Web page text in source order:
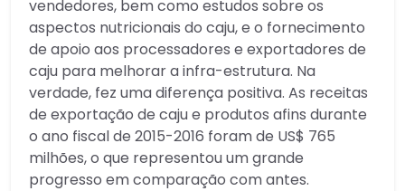
vendedores, bem como estudos sobre os
aspectos nutricionais do caju, e o fornecimento
de apoio aos processadores e exportadores de
caju para melhorar a infra-estrutura. Na
verdade, fez uma diferença positiva. As receitas
de exportação de caju e produtos afins durante
o ano fiscal de 2015-2016 foram de US$ 765
milhões, o que representou um grande
progresso em comparação com antes.